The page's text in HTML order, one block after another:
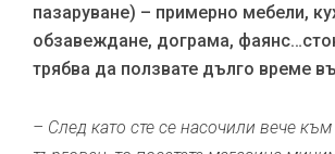
пазаруване) – примерно мебели,
обзавеждане, дограма,
трябва да ползвате дълго време
– След като сте се насочили вече